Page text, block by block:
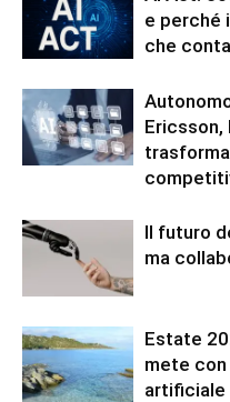
e perché
che conta
Ericsson,
Il futuro
ma
Estate
mete con
artificiale